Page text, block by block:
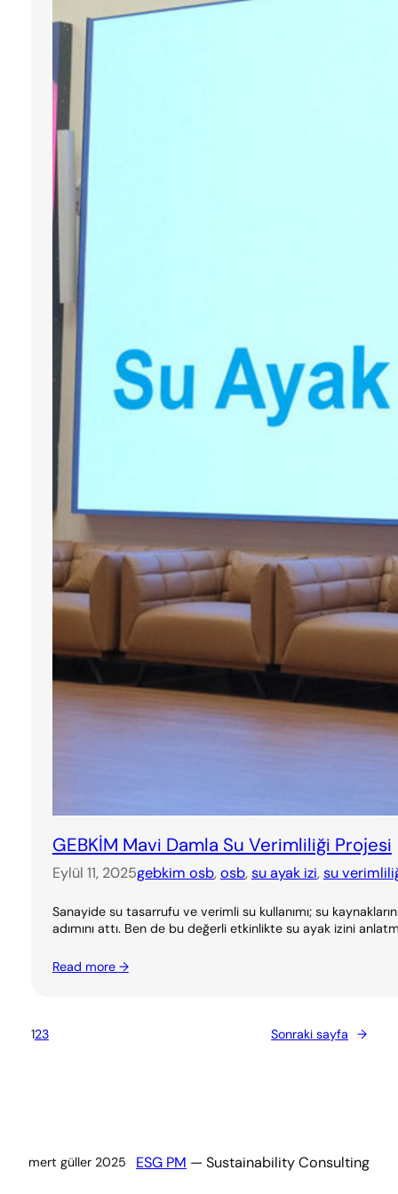
GEBKİM Mavi Damla Su Verimliliği Projesi
Eylül 11, 2025gebkim osb, osb, su ayak izi, su
Sanayide su tasarrufu ve verimli su kullanımı; su
adımını attı. Ben de bu değerli etkinlikte su ayak izini
Read more →
123 Sonraki sayfa →
mert güller 2025 ESG PM — Sustainability Consulting